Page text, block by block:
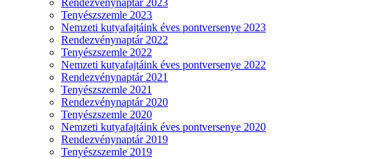
Rendezvénynaptár 2023
Tenyészszemle 2023
Nemzeti kutyafajtáink éves pontversenye 2023
Rendezvénynaptár 2022
Tenyészszemle 2022
Nemzeti kutyafajtáink éves pontversenye 2022
Rendezvénynaptár 2021
Tenyészszemle 2021
Rendezvénynaptár 2020
Tenyészszemle 2020
Nemzeti kutyafajtáink éves pontversenye 2020
Rendezvénynaptár 2019
Tenyészszemle 2019